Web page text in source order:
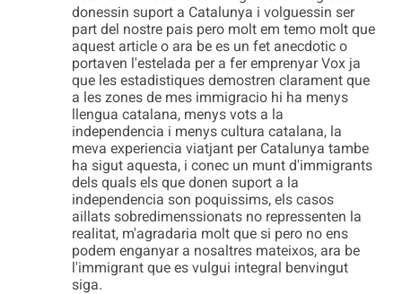
donessin suport a Catalunya i volguessin ser
part del nostre pais pero molt em temo molt que
aquest article o ara be es un fet anecdotic o
portaven l'estelada per a fer emprenyar Vox ja
que les estadistiques demostren clarament que
a les zones de mes immigracio hi ha menys
llengua catalana, menys vots a la
independencia i menys cultura catalana, la
meva experiencia viatjant per Catalunya tambe
ha sigut aquesta, i conec un munt d'immigrants
dels quals els que donen suport a la
independencia son poquissims, els casos
aillats sobredimenssionats no repressenten la
realitat, m'agradaria molt que si pero no ens
podem enganyar a nosaltres mateixos, ara be
l'immigrant que es vulgui integral benvingut
siga.